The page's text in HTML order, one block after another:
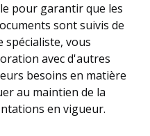
pour garantir que les
sont suivis de
spécialiste, vous
avec d'autres
besoins en matière
au maintien de la
en vigueur.